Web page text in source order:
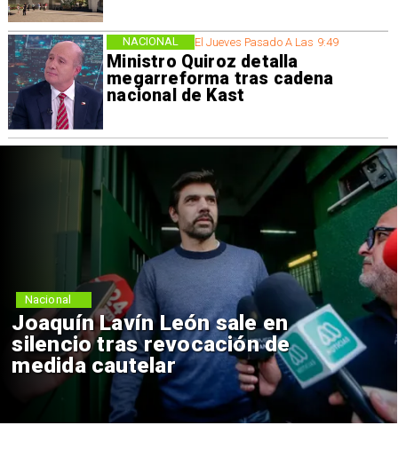
El Jueves Pasado A Las 9:49
Ministro Quiroz detalla
megarreforma tras cadena
nacional de Kast
NACIONAL
Joaquín Lavín León sale en
silencio tras revocación de
medida cautelar
Nacional